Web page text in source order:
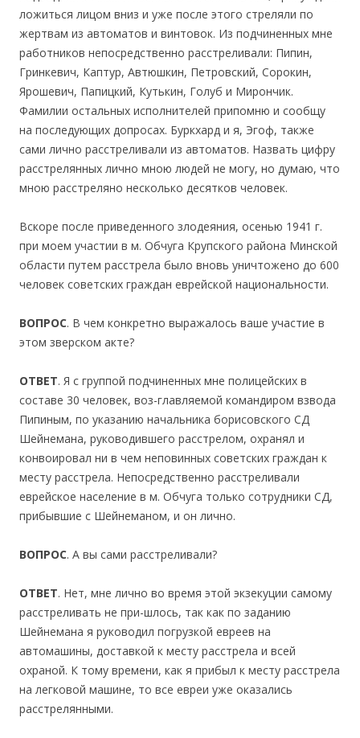
ложиться лицом вниз и уже после этого стреляли по
жертвам из автоматов и винтовок. Из подчиненных мне
работников непосредственно расстреливали: Пипин,
Гринкевич, Каптур, Автюшкин, Петровский, Сорокин,
Ярошевич, Папицкий, Кутькин, Голуб и Мирончик.
Фамилии остальных исполнителей припомню и сообщу
на последующих допросах. Буркхард и я, Эгоф, также
сами лично расстреливали из автоматов. Назвать цифру
расстрелянных лично мною людей не могу, но думаю, что
мною расстреляно несколько десятков человек.
Вскоре после приведенного злодеяния, осенью 1941 г.
при моем участии в м. Обчуга Крупского района Минской
области путем расстрела было вновь уничтожено до 600
человек советских граждан еврейской национальности.
ВОПРОС. В чем конкретно выражалось ваше участие в
этом зверском акте?
ОТВЕТ. Я с группой подчиненных мне полицейских в
составе 30 человек, воз-главляемой командиром взвода
Пипиным, по указанию начальника борисовского СД
Шейнемана, руководившего расстрелом, охранял и
конвоировал ни в чем неповинных советских граждан к
месту расстрела. Непосредственно расстреливали
еврейское население в м. Обчуга только сотрудники СД,
прибывшие с Шейнеманом, и он лично.
ВОПРОС. А вы сами расстреливали?
ОТВЕТ. Нет, мне лично во время этой экзекуции самому
расстреливать не при-шлось, так как по заданию
Шейнемана я руководил погрузкой евреев на
автомашины, доставкой к месту расстрела и всей
охраной. К тому времени, как я прибыл к месту расстрела
на легковой машине, то все евреи уже оказались
расстрелянными.